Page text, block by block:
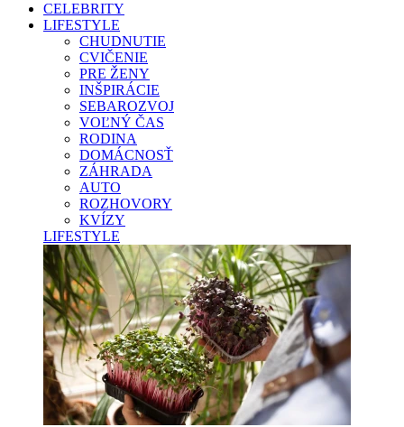
CELEBRITY
LIFESTYLE
CHUDNUTIE
CVIČENIE
PRE ŽENY
INŠPIRÁCIE
SEBAROZVOJ
VOĽNÝ ČAS
RODINA
DOMÁCNOSŤ
ZÁHRADA
AUTO
ROZHOVORY
KVÍZY
LIFESTYLE